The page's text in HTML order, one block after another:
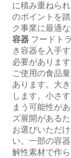
に積み重ねら
のポイントを
ク事業に最適
容器 フードト
き容器を入手
必要がありま
ご使用の食品
あります。大
します。小さ
まう可能性が
ズ展開がある
お選びいただ
い。一部の容
解性素材で作